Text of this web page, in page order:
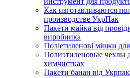
Как изготавливаются
производстве УкрПак
Пакети майка від
виробника
Поліетиленові мішки для
Полиэтиленовые чехлы
химчистках
Пакети банан від Укрпак